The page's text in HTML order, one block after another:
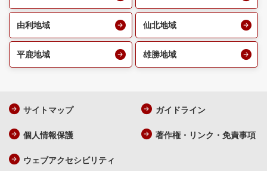
由利地域 仙北地域
平鹿地域 雄勝地域
サイトマップ ガイドライン
個人情報保護 著作権・リンク・免責事項
ウェブアクセシビリティ